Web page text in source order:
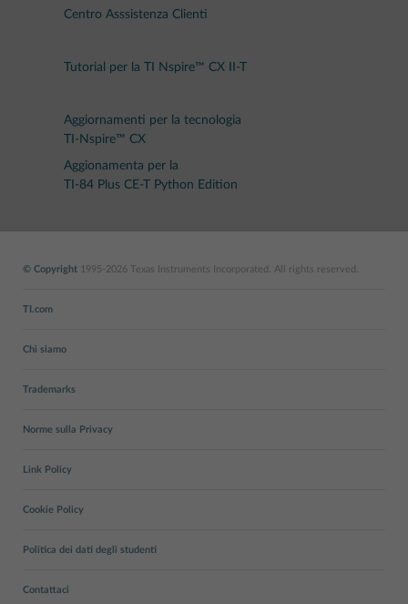
Centro Asssistenza Clienti
Tutorial per la TI Nspire™ CX II-T
Aggiornamenti per la tecnologia
TI-Nspire™ CX
Aggionamenta per la
TI-84 Plus CE-T Python Edition
© Copyright 1995-2026 Texas Instruments Incorporated. All rights reserved.
TI.com
Chi siamo
Trademarks
Norme sulla Privacy
Link Policy
Cookie Policy
Politica dei dati degli studenti
Contattaci